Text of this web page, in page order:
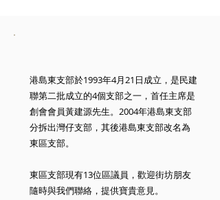
港島東支部於1993年4月21日成立，是民建
聯第二批成立的4個支部之一，首任主席是
創會會員黃建源先生。2004年港島東支部
分拆出灣仔支部，其後港島東支部改名為
東區支部。
東區支部現有13位區議員，歡迎街坊朋友
隨時與我們聯絡，提供寶貴意見。